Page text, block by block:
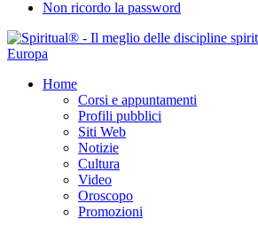
Non ricordo la password
Home
Corsi e appuntamenti
Profili pubblici
Siti Web
Notizie
Cultura
Video
Oroscopo
Promozioni